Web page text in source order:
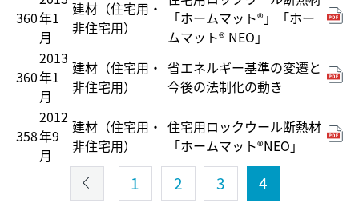
360年1
月
建材（住宅用・
非住宅用）
「ホームマット®」「ホー
ムマット® NEO」
360
2013
年1
月
建材（住宅用・
非住宅用）
省エネルギー基準の変遷と
今後の法制化の動き
358
2012
年9
月
建材（住宅用・
非住宅用）
住宅用ロックウール断熱材
「ホームマット®NEO」
1 2 3 4